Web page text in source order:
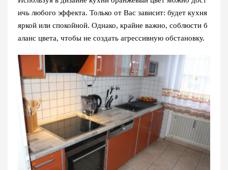
ичь любого эффекта. Только от Вас зависит: будет кухня
яркой или спокойной. Однако, крайне важно, соблюсти б
аланс цвета, чтобы не создать агрессивную обстановку.